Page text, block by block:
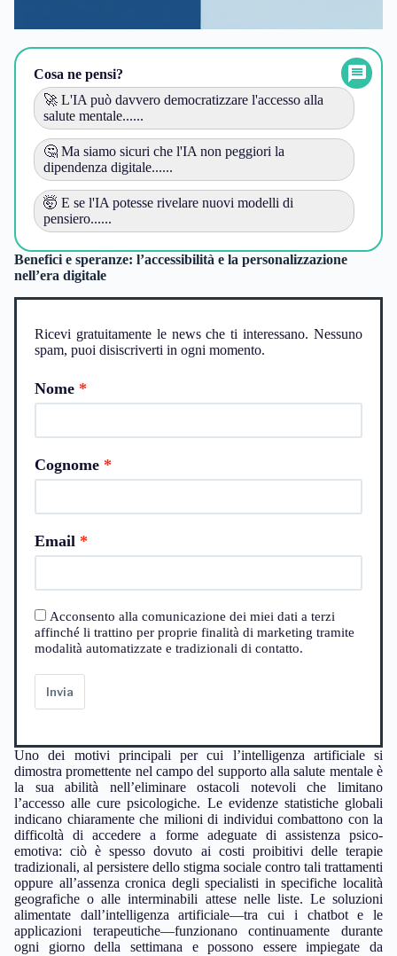
Cosa ne pensi?
🚀 L'IA può davvero democratizzare l'accesso alla
salute mentale......
🤔 Ma siamo sicuri che l'IA non peggiori la
dipendenza digitale......
🤯 E se l'IA potesse rivelare nuovi modelli di
pensiero......
Benefici e speranze: l’accessibilità e la personalizzazione
nell’era digitale
Ricevi gratuitamente le news che ti interessano. Nessuno
spam, puoi disiscriverti in ogni momento.
Nome
Cognome
Email
Acconsento alla comunicazione dei miei dati a terzi
affinché li trattino per proprie finalità di marketing tramite
modalità automatizzate e tradizionali di contatto.
Invia
Uno dei motivi principali per cui l’intelligenza artificiale si
dimostra promettente nel campo del supporto alla salute mentale è
la sua abilità nell’eliminare ostacoli notevoli che limitano
l’accesso alle cure psicologiche. Le evidenze statistiche globali
indicano chiaramente che milioni di individui combattono con la
difficoltà di accedere a forme adeguate di assistenza psico-
emotiva: ciò è spesso dovuto ai costi proibitivi delle terapie
tradizionali, al persistere dello stigma sociale contro tali trattamenti
oppure all’assenza cronica degli specialisti in specifiche località
geografiche o alle interminabili attese nelle liste. Le soluzioni
alimentate dall’intelligenza artificiale—tra cui i chatbot e le
applicazioni terapeutiche—funzionano continuamente durante
ogni giorno della settimana e possono essere impiegate da